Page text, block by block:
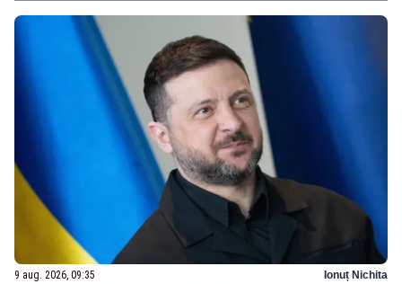
9 aug. 2026, 09:35 Ionuț Nichita